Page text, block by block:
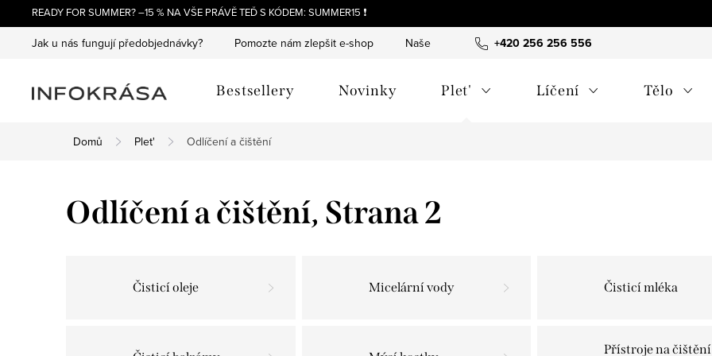
na
obsah
READY FOR SUMMER? –15 % NA VŠE PRÁVĚ TEĎ S KÓDEM: SUMMER15 ❗
+420 256 256 556
Jak u nás fungují předobjednávky? Pomozte nám zlepšit e-shop Naše tipy a příběhy O nás
Bestsellery Novinky Plet' Líčení Tělo
Domů Plet' Odlíčení a čištění
Odlíčení a čištění, Strana 2
Čisticí oleje Micelární vody Čisticí mléka
Přístroje na čištění